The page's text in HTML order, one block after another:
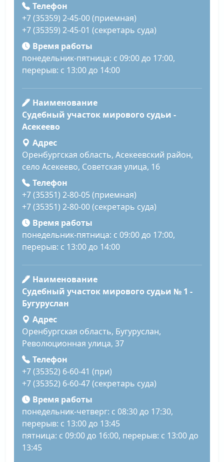
Телефон
+7 (35359) 2-45-00 (приемная)
+7 (35359) 2-45-01 (секретарь суда)
Время работы
понедельник-пятница: с 09:00 до 17:00,
перерыв: с 13:00 до 14:00
Наименование
Судебный участок мирового судьи -
Асекеево
Адрес
Оренбургская область, Асекеевский район,
село Асекеево, Советская улица, 16
Телефон
+7 (35351) 2-80-05 (приемная)
+7 (35351) 2-80-00 (секретарь суда)
Время работы
понедельник-пятница: с 09:00 до 17:00,
перерыв: с 13:00 до 14:00
Наименование
Судебный участок мирового судьи № 1 -
Бугуруслан
Адрес
Оренбургская область, Бугуруслан,
Революционная улица, 37
Телефон
+7 (35352) 6-60-41 (при)
+7 (35352) 6-60-47 (секретарь суда)
Время работы
понедельник-четверг: с 08:30 до 17:30,
перерыв: с 13:00 до 13:45
пятница: с 09:00 до 16:00, перерыв: с 13:00 до
13:45